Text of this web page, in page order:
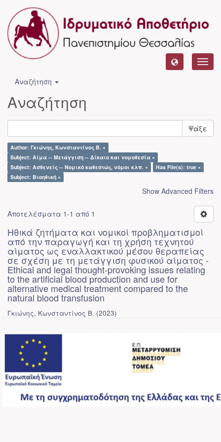
Αναζήτηση
Αναζήτηση
Ψάξε
Author: Γκιώνης, Κωνσταντίνος Β. ×
Subject: Αίμα -- Μετάγγιση -- Δίκαιο και νομοθεσία ×
Subject: Ασθενείς -- Νομικό καθεστώς, νόμοι κλπ. ×
Has File(s): true ×
Subject: Βιοηθική ×
Show Advanced Filters
Αποτελέσματα 1-1 από 1
Ηθικά ζητήματα και νομικοί προβληματισμοί
από την παραγωγή και τη χρήση τεχνητού
αίματος ως εναλλακτικού μέσου θεραπείας
σε σχέση με τη μετάγγιση φυσικού αίματος -
Ethical and legal thought-provoking issues relating
to the artificial blood production and use for
alternative medical treatment compared to the
natural blood transfusion
Γκιώνης, Κωνσταντίνος Β. (2023)